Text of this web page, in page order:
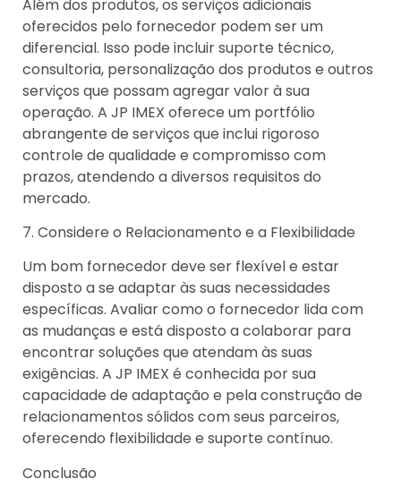
Além dos produtos, os serviços adicionais
oferecidos pelo fornecedor podem ser um
diferencial. Isso pode incluir suporte técnico,
consultoria, personalização dos produtos e outros
serviços que possam agregar valor à sua
operação. A JP IMEX oferece um portfólio
abrangente de serviços que inclui rigoroso
controle de qualidade e compromisso com
prazos, atendendo a diversos requisitos do
mercado.
7. Considere o Relacionamento e a Flexibilidade
Um bom fornecedor deve ser flexível e estar
disposto a se adaptar às suas necessidades
específicas. Avaliar como o fornecedor lida com
as mudanças e está disposto a colaborar para
encontrar soluções que atendam às suas
exigências. A JP IMEX é conhecida por sua
capacidade de adaptação e pela construção de
relacionamentos sólidos com seus parceiros,
oferecendo flexibilidade e suporte contínuo.
Conclusão